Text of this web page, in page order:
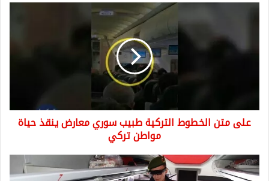
على
التركية
حياة
مواطن
على متن الخطوط التركية طبيب سوري معارض ينقذ حياة
مواطن تركي
بدء
منح